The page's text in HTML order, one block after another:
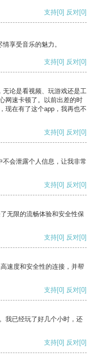
支持[0] 反对[0]
享受音乐的魅力。
支持[0] 反对[0]
无论是看视频、玩游戏还是工
网速卡顿了。以前出差的时
现在有了这个app，我再也不
支持[0] 反对[0]
会泄露个人信息，让我非常
支持[0] 反对[0]
无限的流畅体验和安全性保
支持[0] 反对[0]
速度和安全性的连接，并帮
支持[0] 反对[0]
我已经玩了好几个小时，还
支持[0] 反对[0]